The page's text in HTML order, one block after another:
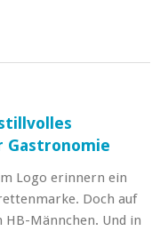
Logo erinnern ein
Doch auf
Männchen. Und in